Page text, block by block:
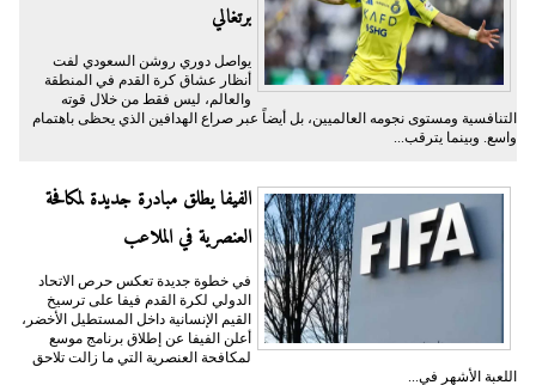
برتغالي
يواصل دوري روشن السعودي لفت
أنظار عشاق كرة القدم في المنطقة
والعالم، ليس فقط من خلال قوته
التنافسية ومستوى نجومه العالميين، بل أيضاً عبر صراع الهدافين الذي يحظى باهتمام
واسع. وبينما يترقب...
الفيفا يطلق مبادرة جديدة لمكافحة
العنصرية في الملاعب
في خطوة جديدة تعكس حرص الاتحاد
الدولي لكرة القدم فيفا على ترسيخ
القيم الإنسانية داخل المستطيل الأخضر،
أعلن الفيفا عن إطلاق برنامج موسع
لمكافحة العنصرية التي ما زالت تلاحق
اللعبة الأشهر في...